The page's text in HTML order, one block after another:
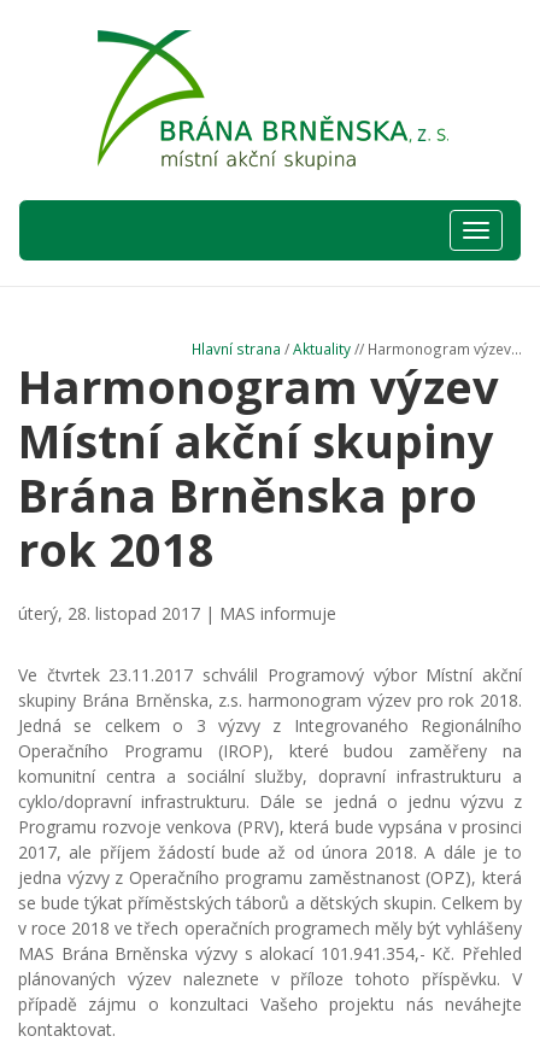
Hlavní
nabídka
Hlavní strana /Aktuality// Harmonogram výzev...
Harmonogram výzev
Místní akční skupiny
Brána Brněnska pro
rok 2018
úterý, 28. listopad 2017 | MAS informuje
Ve čtvrtek 23.11.2017 schválil Programový výbor Místní akční
skupiny Brána Brněnska, z.s. harmonogram výzev pro rok 2018.
Jedná se celkem o 3 výzvy z Integrovaného Regionálního
Operačního Programu (IROP), které budou zaměřeny na
komunitní centra a sociální služby, dopravní infrastrukturu a
cyklo/dopravní infrastrukturu. Dále se jedná o jednu výzvu z
Programu rozvoje venkova (PRV), která bude vypsána v prosinci
2017, ale příjem žádostí bude až od února 2018. A dále je to
jedna výzvy z Operačního programu zaměstnanost (OPZ), která
se bude týkat příměstských táborů a dětských skupin. Celkem by
v roce 2018 ve třech operačních programech měly být vyhlášeny
MAS Brána Brněnska výzvy s alokací 101.941.354,- Kč. Přehled
plánovaných výzev naleznete v příloze tohoto příspěvku. V
případě zájmu o konzultaci Vašeho projektu nás neváhejte
kontaktovat.